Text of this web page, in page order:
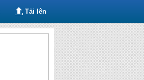
Tải lên